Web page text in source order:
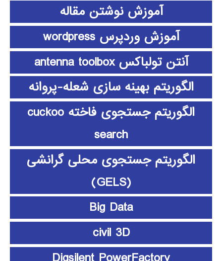
آموزش نوشتن مقاله
آموزش وردپرس wordpress
آنتن تولباکس antenna toolbox
الگوریتم بهینه سازی شعله-پروانه
الگوریتم جستجوی فاخته cuckoo
search
الگوریتم جستجوی محلی گرانشی
(GELS)
Big Data
civil 3D